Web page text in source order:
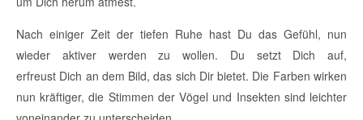
Nach einiger Zeit der tiefen Ruhe hast Du das Gefühl, nun
wieder aktiver werden zu wollen. Du setzt Dich auf,
erfreust Dich an dem Bild, das sich Dir bietet. Die Farben wirken
nun kräftiger, die Stimmen der Vögel und Insekten sind leichter